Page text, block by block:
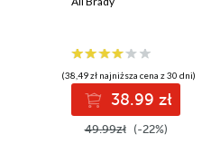
(38,49 zł najniższa cena z 30 dni)
38.99 zł
49.99zł (-22%)